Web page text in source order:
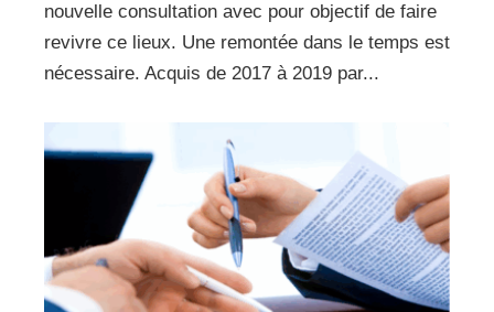
nouvelle consultation avec pour objectif de faire
revivre ce lieux. Une remontée dans le temps est
nécessaire. Acquis de 2017 à 2019 par...